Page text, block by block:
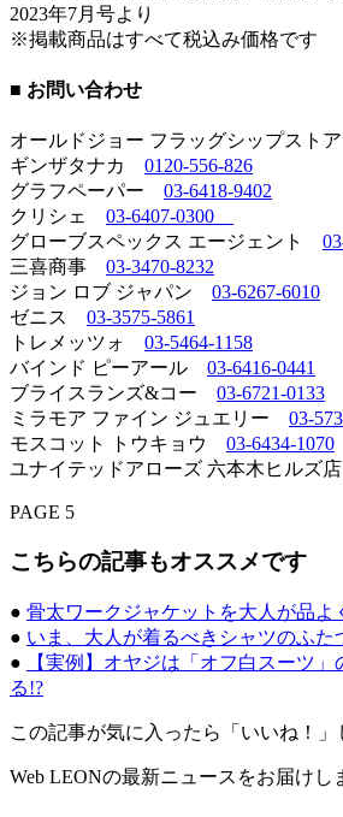
2023年7月号より
※掲載商品はすべて税込み価格です
■ お問い合わせ
オールドジョー フラッグシップスト
ギンザタナカ 0120-556-826
グラフペーパー 03-6418-9402
クリシェ 03-6407-0300
グローブスペックス エージェント
三喜商事 03-3470-8232
ジョン ロブ ジャパン 03-6267-6010
ゼニス 03-3575-5861
トレメッツォ 03-5464-1158
バインド ピーアール 03-6416-0441
ブライスランズ&コー 03-6721-0133
ミラモア ファイン ジュエリー 03-
モスコット トウキョウ 03-6434-1070
ユナイテッドアローズ 六本木ヒルズ
PAGE 5
こちらの記事もオススメです
● 骨太ワークジャケットを大人が品よ
● いま、大人が着るべきシャツのふた
●
【実例】オヤジは「オフ白スーツ
る!?
この記事が気に入ったら「いいね！」
Web LEONの最新ニュースをお届けし